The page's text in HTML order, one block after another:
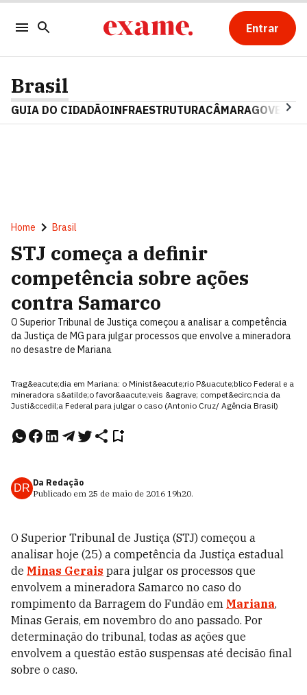
Entrar
Brasil
GUIA DO CIDADÃOINFRAESTRUTURACÂMARAGOVERNO
Home Brasil
STJ começa a definir
competência sobre ações
contra Samarco
O Superior Tribunal de Justiça começou a analisar a competência
da Justiça de MG para julgar processos que envolve a mineradora
no desastre de Mariana
Trag&eacute;dia em Mariana: o Minist&eacute;rio P&uacute;blico Federal e a
mineradora s&atilde;o favor&aacute;veis &agrave; compet&ecirc;ncia da
Justi&ccedil;a Federal para julgar o caso (Antonio Cruz/ Agência Brasil)
DR Da Redação
Publicado em 25 de maio de 2016 19h20.
O Superior Tribunal de Justiça (STJ) começou a
analisar hoje (25) a competência da Justiça estadual
de Minas Gerais para julgar os processos que
envolvem a mineradora Samarco no caso do
rompimento da Barragem do Fundão em Mariana,
Minas Gerais, em novembro do ano passado. Por
determinação do tribunal, todas as ações que
envolvem a questão estão suspensas até decisão final
sobre o caso.